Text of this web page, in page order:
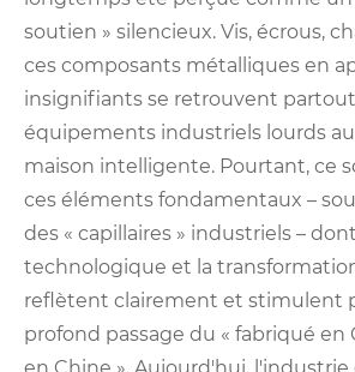
soutien » silencieux. Vis, écrous,
ces composants métalliques en
insignifiants se retrouvent
équipements industriels lourds
maison intelligente. Pourtant, ce
ces éléments fondamentaux –
des « capillaires » industriels –
technologique et la
reflètent clairement et stimulent
profond passage du « fabriqué en